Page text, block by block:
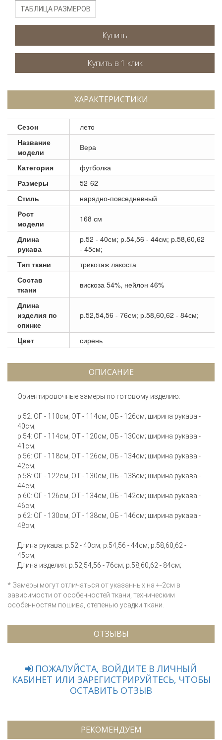
ТАБЛИЦА РАЗМЕРОВ
Купить
ХАРАКТЕРИСТИКИ
Сезон
лето
Название
модели
Вера
Категория
футболка
Размеры
52-62
Стиль
нарядно-повседневный
Рост
модели
168 см
Длина
рукава
р.52 - 40см; р.54,56 - 44см; р.58,60,62
- 45см;
Тип ткани
трикотаж лакоста
Состав
ткани
вискоза 54%, нейлон 46%
Длина
изделия по
спинке
р.52,54,56 - 76см; р.58,60,62 - 84см;
Цвет сирень
ОПИСАНИЕ
Ориентировочные замеры по готовому изделию:
р.52: ОГ - 110см, ОТ - 114см, ОБ - 126см; ширина рукава -
40см;
р.54: ОГ - 114см, ОТ - 120см, ОБ - 130см; ширина рукава -
41см;
р.56: ОГ - 118см, ОТ - 126см, ОБ - 134см; ширина рукава -
42см;
р.58: ОГ - 122см, ОТ - 130см, ОБ - 138см; ширина рукава -
44см;
р.60: ОГ - 126см, ОТ - 134см, ОБ - 142см; ширина рукава -
46см;
р.62: ОГ - 130см, ОТ - 138см, ОБ - 146см; ширина рукава -
48см;
Длина рукава: р.52 - 40см; р.54,56 - 44см; р.58,60,62 -
45см;
Длина изделия: р.52,54,56 - 76см; р.58,60,62 - 84см;
* Замеры могут отличаться от указанных на +-2см в
зависимости от особенностей ткани, техническим
особенностям пошива, степенью усадки ткани.
ОТЗЫВЫ
ПОЖАЛУЙСТА, ВОЙДИТЕ В ЛИЧНЫЙ
КАБИНЕТ ИЛИ ЗАРЕГИСТРИРУЙТЕСЬ, ЧТОБЫ
ОСТАВИТЬ ОТЗЫВ
РЕКОМЕНДУЕМ